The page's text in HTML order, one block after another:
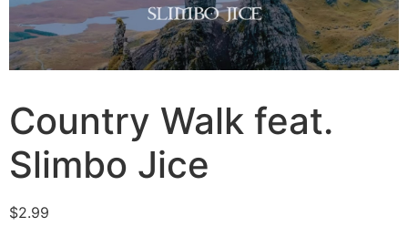
Country Walk feat.
Slimbo Jice
$2.99